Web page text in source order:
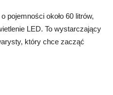
pojemności około 60 litrów,
LED. To wystarczający
który chce zacząć